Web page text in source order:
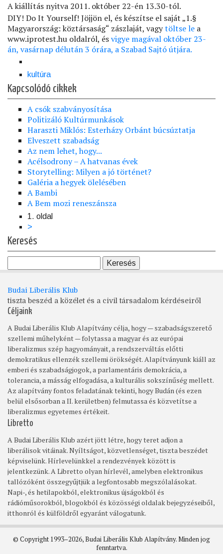
A kiállítás nyitva 2011. október 22-én 13.30-tól.
DIY! Do It Yourself! Jöjjön el, és készítse el saját „1.§
Magyarország: köztársaság“ zászlaját, vagytöltse le a
www.iprotest.hu oldalról, ésvigye magával október 23-
án, vasárnap délután 3 órára, a Szabad Sajtó útjára.
kultúra
Kapcsolódó cikkek
A csók szabványosítása
Politizáló Kultúrmunkások
Haraszti Miklós: Esterházy Orbánt búcsúztatja
Elveszett szabadság
Az nem lehet, hogy...
Acélsodrony – A hatvanas évek
Storytelling: Milyen a jó történet?
Galéria a hegyek ölelésében
A Bambi
A Bem mozi reneszánsza
Oldalszámozás
1. oldal
Következő
oldal
>
Keresés
Budai Liberális Klub
tiszta beszéd a közélet és a civil társadalom kérdéseiről
Céljaink
A Budai Liberális Klub Alapítvány célja, hogy — szabadságszerető
szellemi műhelyként — folytassa a magyar és az európai
liberalizmus szép hagyományait, a rendszerváltás előtti
demokratikus ellenzék szellemi örökségét. Alapítványunk kiáll az
emberi és szabadságjogok, a parlamentáris demokrácia, a
tolerancia, a másság elfogadása, a kulturális sokszínűség mellett.
Az alapítvány fontos feladatának tekinti, hogy Budán (és ezen
belül elsősorban a II. kerületben) felmutassa és közvetítse a
liberalizmus egyetemes értékeit.
Libretto
A Budai Liberális Klub azért jött létre, hogy teret adjon a
liberálisok vitáinak. Nyíltságot, közvetlenséget, tiszta beszédet
képviselünk. Hírlevelünkkel a rendezvények között is
jelentkezünk. A Libretto olyan hírlevél, amelyben elektronikus
tallózóként összegyűjtjük a legfontosabb megszólalásokat.
Napi-, és hetilapokból, elektronikus újságokból és
rádióműsorokból, blogokból és közösségi oldalak bejegyzéseiből,
itthonról és külföldről egyaránt válogatunk.
© Copyright 1993–2026, Budai Liberális Klub Alapítvány. Minden jog
fenntartva.